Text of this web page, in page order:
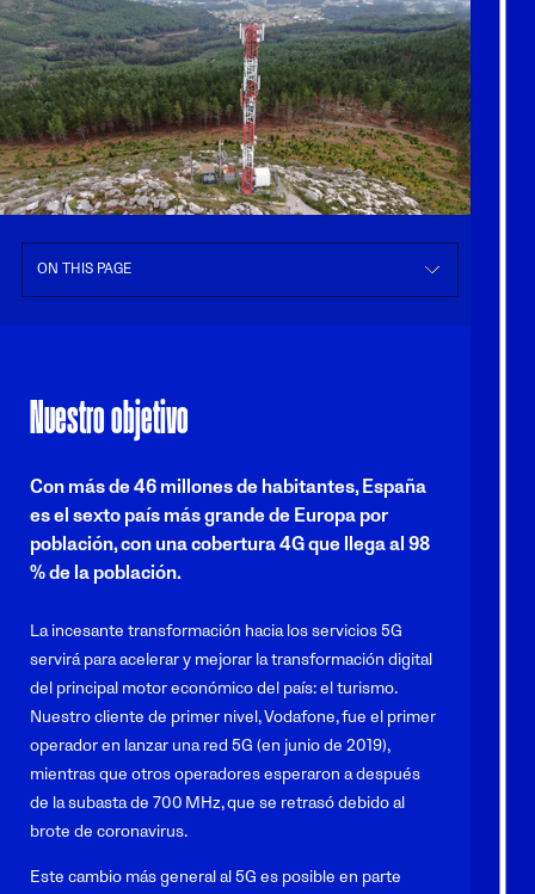
ON THIS PAGE
Nuestro objetivo
Con más de 46 millones de habitantes, España
es el sexto país más grande de Europa por
población, con una cobertura 4G que llega al 98
% de la población.
La incesante transformación hacia los servicios 5G
servirá para acelerar y mejorar la transformación digital
del principal motor económico del país: el turismo.
Nuestro cliente de primer nivel, Vodafone, fue el primer
operador en lanzar una red 5G (en junio de 2019),
mientras que otros operadores esperaron a después
de la subasta de 700 MHz, que se retrasó debido al
brote de coronavirus.
Este cambio más general al 5G es posible en parte